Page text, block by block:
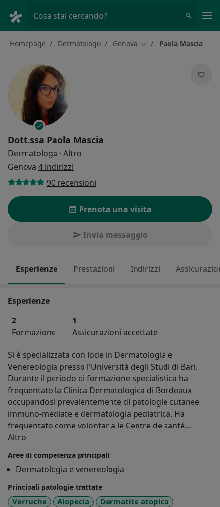
Cosa stai cercando?
Homepage Dermatologo Genova Cambia città
Paola Mascia
Dott.ssa Paola Mascia
Dermatologa · Altro
Genova 4 indirizzi
90 recensioni
Prenota una visita
Invia messaggio
Esperienze Prestazioni Indirizzi
Esperienze
2
Formazione
1
Assicurazioni accettate
Si è specializzata con lode in Dermatologia e
Venereologia presso l'Università degli Studi di Bari.
Durante il periodo di formazione specialistica ha
frequentato la Clinica Dermatologica di Bordeaux
occupandosi prevalentemente di patologie cutanee
immuno-mediate e dermatologia pediatrica. Ha
frequentato come volontaria le Centre de santé
Sabouraud a Parigi specializzato nelle patologie dei
Dal 2020 al 2023 ha lavorato come Specialista
Ambulatoriale per diverse ASST del territorio tra
Milano e provincia.
Altro
Aree di competenza principali:
Dermatologia e venereologia
Principali patologie trattate
Verruche Alopecia
Dermatite atopica